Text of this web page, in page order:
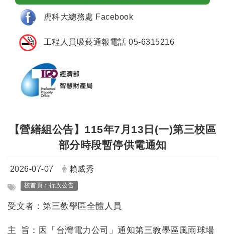
虎科大總務處 Facebook
工程人員吸菸通報電話 05-6315216
【營繕組公告】115年7月13日(一)第三校區
部分時段暫停供電通知
日期：
2026-07-07 發布者：
賴威秀
標籤：
校首頁：行政公告
受文者：第三教學區全體人員
主 旨：因「台灣電力公司」通知第三教學區風雨球場